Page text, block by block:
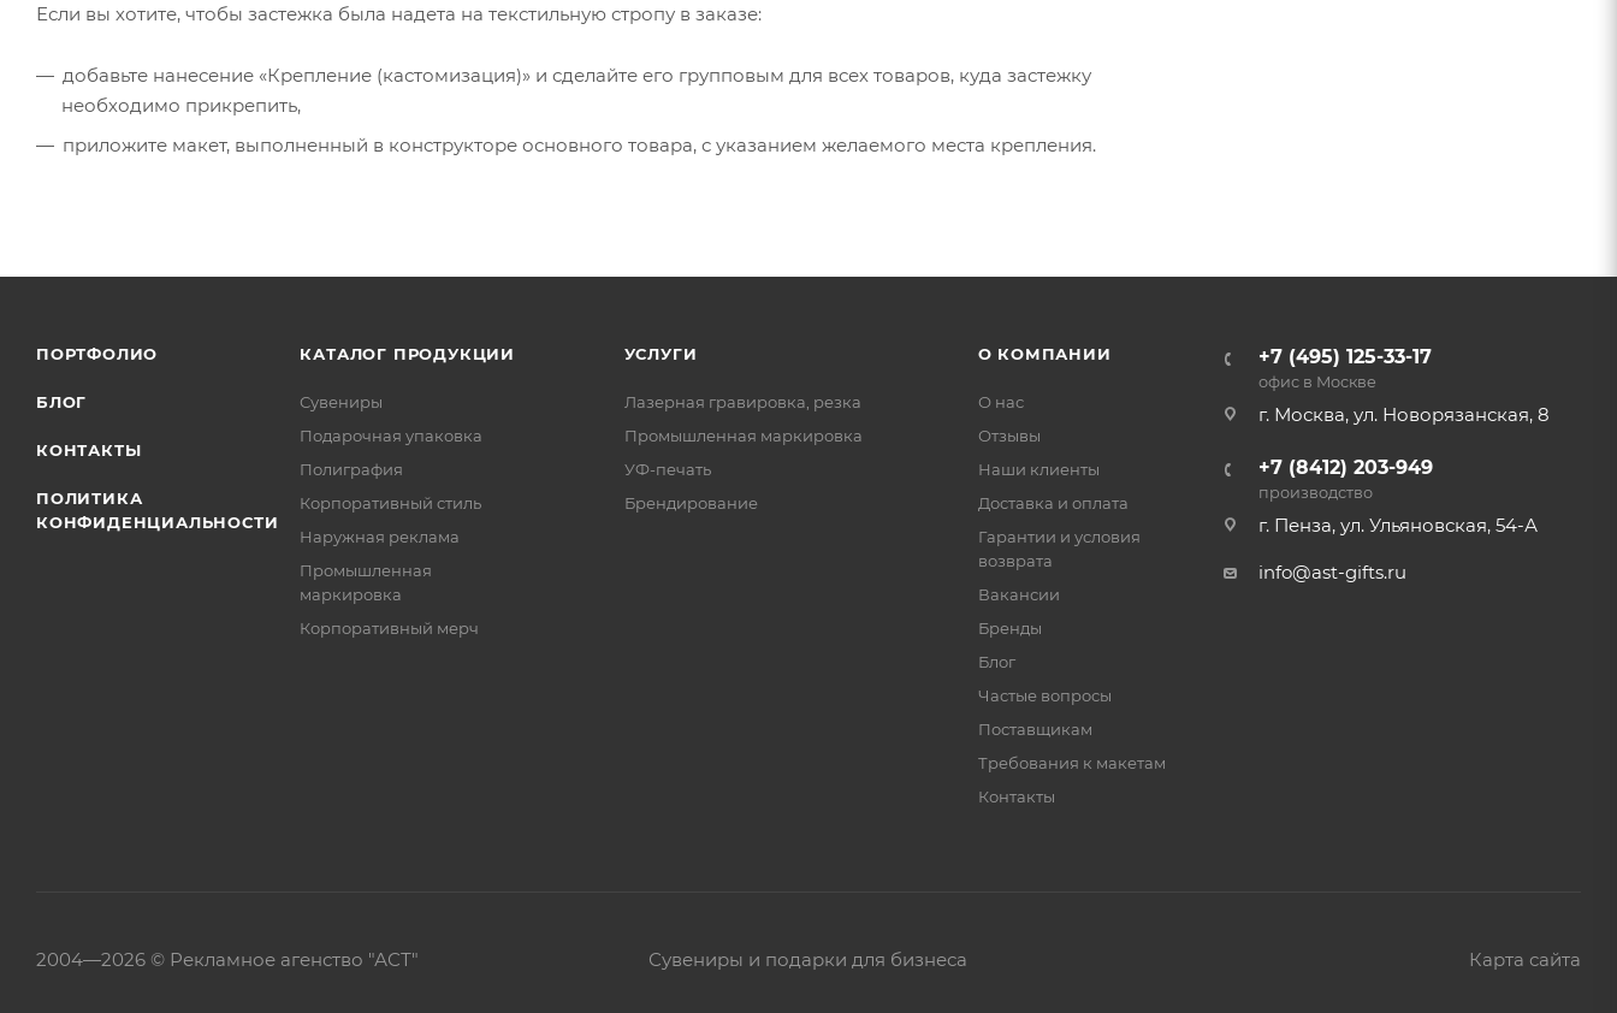
Если вы хотите, чтобы застежка была надета на текстильную стропу в заказе:
добавьте нанесение «Крепление (кастомизация)» и сделайте его групповым для всех товаров, куда застежку
необходимо прикрепить,
приложите макет, выполненный в конструкторе основного товара, с указанием желаемого места крепления.
ПОРТФОЛИО
БЛОГ
КОНТАКТЫ
ПОЛИТИКА
КОНФИДЕНЦИАЛЬНОСТИ
КАТАЛОГ ПРОДУКЦИИ
Сувениры
Подарочная упаковка
Полиграфия
Корпоративный стиль
Наружная реклама
Промышленная
маркировка
Корпоративный мерч
УСЛУГИ
Лазерная гравировка, резка
Промышленная маркировка
УФ-печать
Брендирование
О КОМПАНИИ
О нас
Отзывы
Наши клиенты
Доставка и оплата
Гарантии и условия
возврата
Вакансии
Бренды
Блог
Частые вопросы
Поставщикам
Требования к макетам
Контакты
+7 (495) 125-33-17
офис в Москве
г. Москва, ул. Новорязанская, 8
+7 (8412) 203-949
производство
г. Пенза, ул. Ульяновская, 54-А
info@ast-gifts.ru
2004—2026 © Рекламное агенство "АСТ" Сувениры и подарки для бизнеса Карта сайта